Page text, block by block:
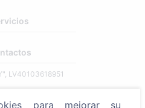
LV40103618951
para mejorar su